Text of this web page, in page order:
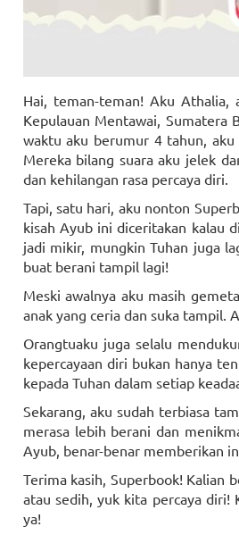
Hai, teman-teman! Aku Athalia,
Kepulauan Mentawai, Sumatera
waktu aku berumur 4 tahun,
Mereka bilang suara aku jelek
dan kehilangan rasa percaya diri.
Tapi, satu hari, aku nonton
kisah Ayub ini diceritakan kalau
jadi mikir, mungkin Tuhan juga
buat berani tampil lagi!
Meski awalnya aku masih
anak yang ceria dan suka tampil.
Orangtuaku juga selalu
kepercayaan diri bukan hanya
kepada Tuhan dalam setiap
Sekarang, aku sudah terbiasa
merasa lebih berani dan
Ayub, benar-benar memberikan
Terima kasih, Superbook! Kalian
atau sedih, yuk kita percaya diri!
ya!